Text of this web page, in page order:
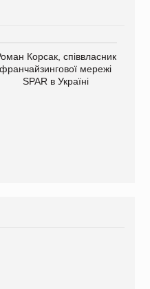
Корсак, співвласник
франчайзингової мережі
SPAR в Україні